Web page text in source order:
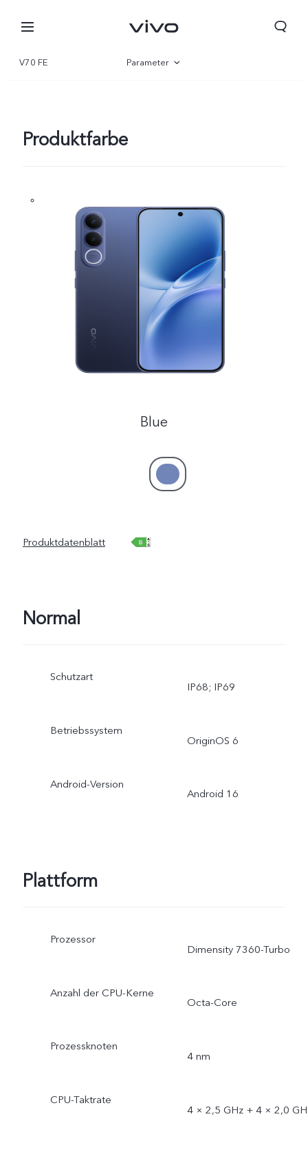
V70 FE Parameter
Produktfarbe
Blue
Produktdatenblatt
Normal
Schutzart
IP68; IP69
Betriebssystem
OriginOS 6
Android-Version
Android 16
Plattform
Prozessor
Dimensity 7360-Turbo
Anzahl der CPU-Kerne
Octa-Core
Prozessknoten
4 nm
CPU-Taktrate
4 × 2,5 GHz + 4 × 2,0